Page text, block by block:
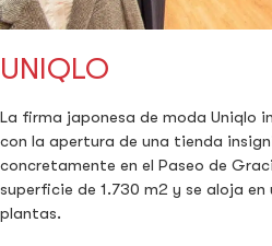
UNIQLO
La firma japonesa de moda Uniqlo
con la apertura de una tienda
concretamente en el Paseo de
superficie de 1.730 m2 y se aloja
plantas.